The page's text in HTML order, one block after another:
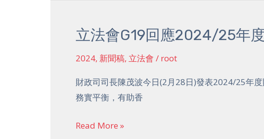
預
立法會G19回應2024/25年
2024, 新聞稿, 立法會 / root
財政司司長陳茂波今日(2月28日)發表2024/25年
務實平衡，有助香
立
會
G19
回
2024/25
Read More »